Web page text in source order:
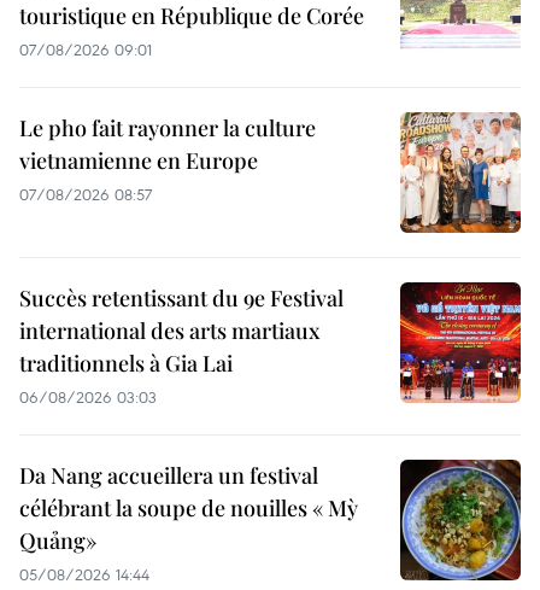
touristique en République de Corée
07/08/2026 09:01
Le pho fait rayonner la culture
vietnamienne en Europe
07/08/2026 08:57
Succès retentissant du 9e Festival
international des arts martiaux
traditionnels à Gia Lai
06/08/2026 03:03
Da Nang accueillera un festival
célébrant la soupe de nouilles « Mỳ
Quảng»
05/08/2026 14:44